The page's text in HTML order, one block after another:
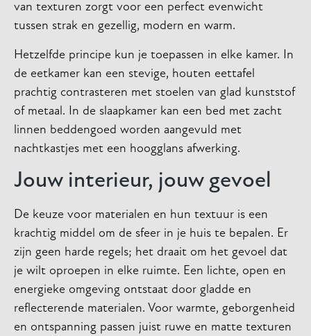
van texturen zorgt voor een perfect evenwicht
tussen strak en gezellig, modern en warm.
Hetzelfde principe kun je toepassen in elke kamer. In
de eetkamer kan een stevige, houten eettafel
prachtig contrasteren met stoelen van glad kunststof
of metaal. In de slaapkamer kan een bed met zacht
linnen beddengoed worden aangevuld met
nachtkastjes met een hoogglans afwerking.
Jouw interieur, jouw gevoel
De keuze voor materialen en hun textuur is een
krachtig middel om de sfeer in je huis te bepalen. Er
zijn geen harde regels; het draait om het gevoel dat
je wilt oproepen in elke ruimte. Een lichte, open en
energieke omgeving ontstaat door gladde en
reflecterende materialen. Voor warmte, geborgenheid
en ontspanning passen juist ruwe en matte texturen